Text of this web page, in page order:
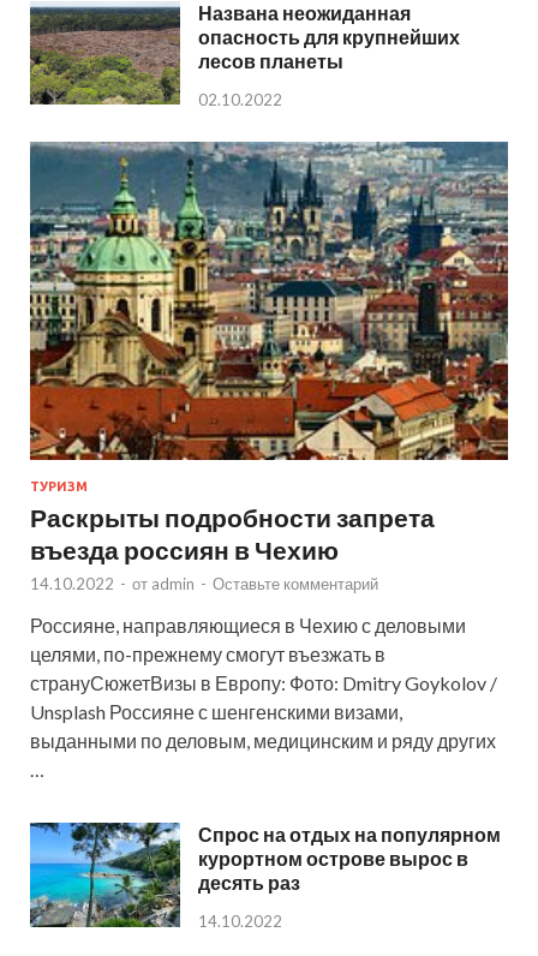
Названа неожиданная
опасность для крупнейших
лесов планеты
02.10.2022
ТУРИЗМ
Раскрыты подробности запрета
въезда россиян в Чехию
14.10.2022 - от admin - Оставьте комментарий
Россияне, направляющиеся в Чехию с деловыми
целями, по-прежнему смогут въезжать в
странуСюжетВизы в Европу: Фото: Dmitry Goykolov /
Unsplash Россияне с шенгенскими визами,
выданными по деловым, медицинским и ряду других
…
Спрос на отдых на популярном
курортном острове вырос в
десять раз
14.10.2022